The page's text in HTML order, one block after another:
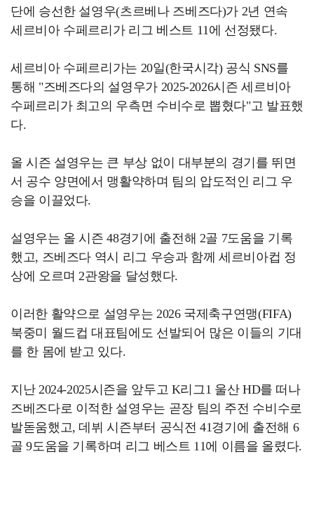
단에 승선한 설영우(츠르베나 즈베즈다)가 2년 연속
세르비아 수페르리가 리그 베스트 11에 선정됐다.
세르비아 수페르리가는 20일(한국시각) 공식 SNS를
통해 "즈베즈다의 설영우가 2025-2026시즌 세르비아
수페르리가 최고의 우측면 수비수로 뽑혔다"고 발표했
다.
올 시즌 설영우는 큰 부상 없이 대부분의 경기를 뛰면
서 공수 양면에서 맹활약하며 팀의 압도적인 리그 우
승을 이끌었다.
설영우는 올 시즌 48경기에 출전해 2골 7도움을 기록
했고, 즈베즈다 역시 리그 우승과 함께 세르비아컵 정
상에 오르며 2관왕을 달성했다.
이러한 활약으로 설영우는 2026 국제축구연맹(FIFA)
북중미 월드컵 대표팀에도 선발되어 많은 이들의 기대
를 한 몸에 받고 있다.
지난 2024-2025시즌을 앞두고 K리그1 울산 HD를 떠나
즈베즈다로 이적한 설영우는 곧장 팀의 주전 수비수로
발돋움했고, 데뷔 시즌부터 공식전 41경기에 출전해 6
골 9도움을 기록하며 리그 베스트 11에 이름을 올렸다.